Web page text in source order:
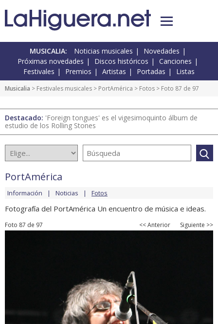
MUSICALIA: Noticias musicales
Novedades
Próximas novedades
Discos históricos
Canciones
Festivales
Premios Artistas Portadas Listas
Musicalia > Festivales musicales > PortAmérica > Fotos > Foto 87 de 97
Destacado: 'Foreign tongues' es el vigesimoquinto álbum de
estudio de los Rolling Stones
PortAmérica
Información Noticias Fotos
Fotografía del PortAmérica Un encuentro de música e ideas.
Foto 87 de 97 << Anterior Siguiente >>